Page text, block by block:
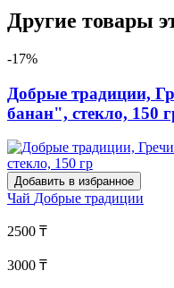
Другие товары
-17%
Добрые традиции,
банан", стекло, 150
Добавить в избранное
Чай Добрые традиции
2500 ₸
3000 ₸